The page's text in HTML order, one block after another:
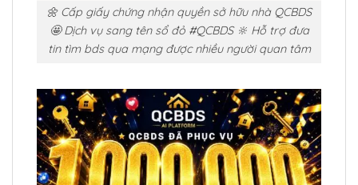
🌼 Cấp giấy chứng nhận quyền sở hữu nhà QCBDS
🤩 Dịch vụ sang tên sổ đỏ #QCBDS 🔆 Hỗ trợ đưa
tin tìm bds qua mạng được nhiều người quan tâm